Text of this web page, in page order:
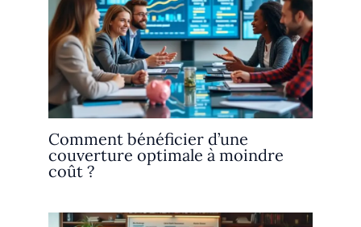
Comment bénéficier d’une
couverture optimale à moindre
coût ?